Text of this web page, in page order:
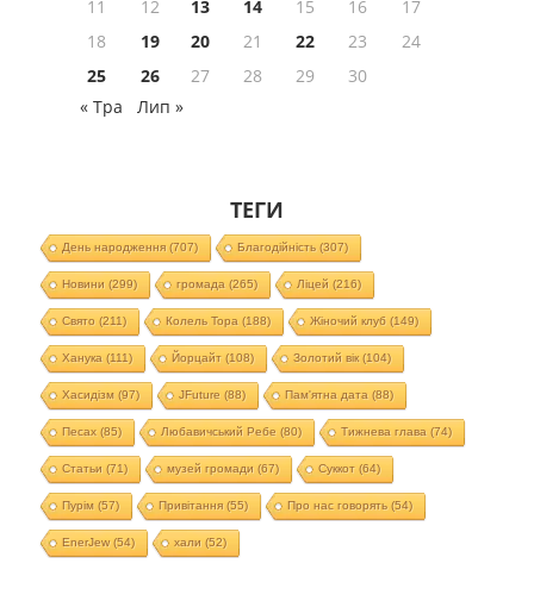
11
12 13 14 15 16
17
18
19 20 21 22 23
24
25
26 27 28 29
30
« Тра
Лип »
ТЕГИ
День народження(707) Благодійність(307)
Новини (299) громада (265) Ліцей (216)
Свято (211) Колель Тора (188) Жіночий клуб (149)
Ханука (111) Йорцайт (108) Золотий вік(104)
Хасидізм (97) JFuture (88) Пам'ятна дата (88)
Песах(85) Любавичський Ребе (80) Тижнева глава (74)
Статьи (71) музей громади (67) Суккот (64)
Пурім (57) Привітання(55) Про нас говорять(54)
EnerJew(54) хали (52)